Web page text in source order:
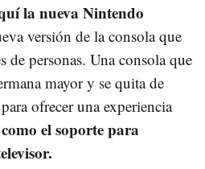
la nueva Nintendo
versión de la consola que
de personas. Una consola que
mayor y se quita de
ofrecer una experiencia
como el soporte para